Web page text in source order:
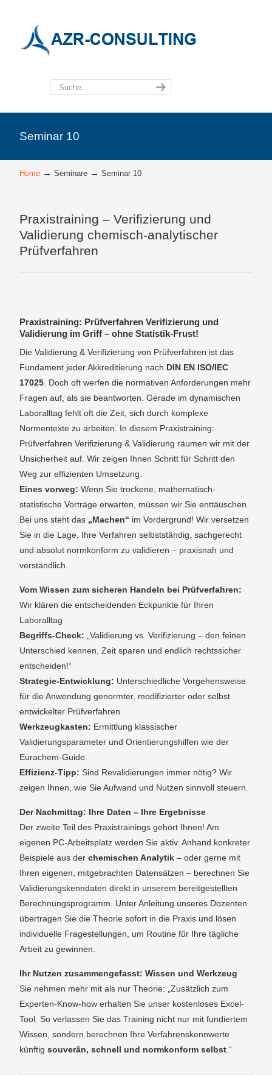
Seminar 10
Home →Seminare →Seminar 10
Praxistraining – Verifizierung und
Validierung chemisch-analytischer
Prüfverfahren
Praxistraining: Prüfverfahren Verifizierung und
Validierung im Griff – ohne Statistik-Frust!
Die Validierung & Verifizierung von Prüfverfahren ist das
Fundament jeder Akkreditierung nach DIN EN ISO/IEC
17025 . Doch oft werfen die normativen Anforderungen mehr
Fragen auf, als sie beantworten. Gerade im dynamischen
Laboralltag fehlt oft die Zeit, sich durch komplexe
Normentexte zu arbeiten. In diesem Praxistraining:
Prüfverfahren Verifizierung & Validierung räumen wir mit der
Unsicherheit auf. Wir zeigen Ihnen Schritt für Schritt den
Weg zur effizienten Umsetzung.
Eines vorweg: Wenn Sie trockene, mathematisch-
statistische Vorträge erwarten, müssen wir Sie enttäuschen.
Bei uns steht das „Machen“ im Vordergrund! Wir versetzen
Sie in die Lage, Ihre Verfahren selbstständig, sachgerecht
und absolut normkonform zu validieren – praxisnah und
verständlich.
Vom Wissen zum sicheren Handeln bei Prüfverfahren:
Wir klären die entscheidenden Eckpunkte für Ihren
Laboralltag
Begriffs-Check: „Validierung vs. Verifizierung – den feinen
Unterschied kennen, Zeit sparen und endlich rechtssicher
entscheiden!“
Strategie-Entwicklung: Unterschiedliche Vorgehensweise
für die Anwendung genormter, modifizierter oder selbst
entwickelter Prüfverfahren
Werkzeugkasten: Ermittlung klassischer
Validierungsparameter und Orientierungshilfen wie der
Eurachem-Guide.
Effizienz-Tipp: Sind Revalidierungen immer nötig? Wir
zeigen Ihnen, wie Sie Aufwand und Nutzen sinnvoll steuern.
Der Nachmittag: Ihre Daten – Ihre Ergebnisse
Der zweite Teil des Praxistrainings gehört Ihnen! Am
eigenen PC-Arbeitsplatz werden Sie aktiv. Anhand konkreter
Beispiele aus derchemischen Analytik – oder gerne mit
Ihren eigenen, mitgebrachten Datensätzen – berechnen Sie
Validierungskenndaten direkt in unserem bereitgestellten
Berechnungsprogramm. Unter Anleitung unseres Dozenten
übertragen Sie die Theorie sofort in die Praxis und lösen
individuelle Fragestellungen, um Routine für Ihre tägliche
Arbeit zu gewinnen.
Ihr Nutzen zusammengefasst: Wissen und Werkzeug
Sie nehmen mehr mit als nur Theorie: „Zusätzlich zum
Experten-Know-how erhalten Sie unser kostenloses Excel-
Tool. So verlassen Sie das Training nicht nur mit fundiertem
Wissen, sondern berechnen Ihre Verfahrenskennwerte
künftigsouverän, schnell und normkonform selbst .“